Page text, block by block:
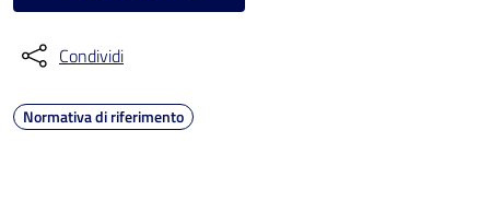
Condividi
Normativa di riferimento